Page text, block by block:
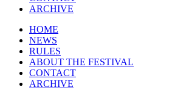
ARCHIVE
HOME
NEWS
RULES
ABOUT THE FESTIVAL
CONTACT
ARCHIVE